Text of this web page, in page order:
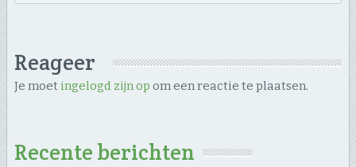
Reageer
Je moet ingelogd zijn op om een reactie te plaatsen.
Recente berichten